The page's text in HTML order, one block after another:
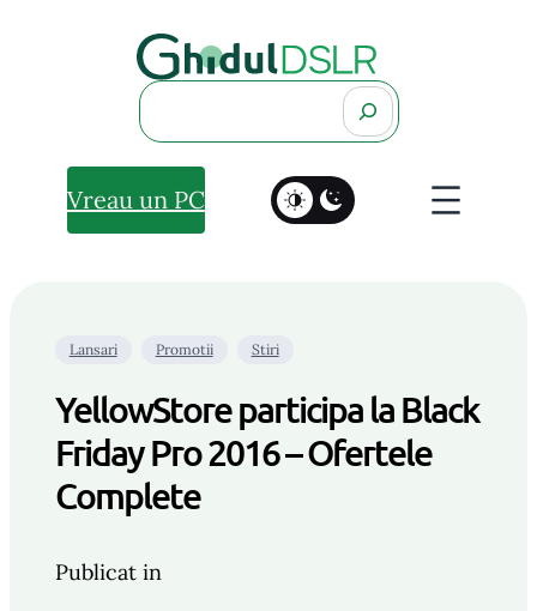
Search
Vreau un PC
Lansari Promotii Stiri
YellowStore participa la Black
Friday Pro 2016 – Ofertele
Complete
Publicat in